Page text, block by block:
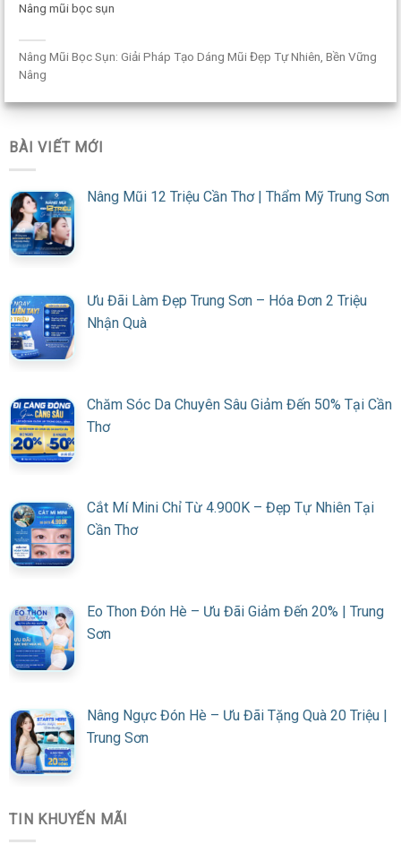
Nâng mũi bọc sụn
Nâng Mũi Bọc Sụn: Giải Pháp Tạo Dáng Mũi Đẹp Tự Nhiên, Bền Vững
Nâng
BÀI VIẾT MỚI
Nâng Mũi 12 Triệu Cần Thơ | Thẩm Mỹ Trung Sơn
Ưu Đãi Làm Đẹp Trung Sơn – Hóa Đơn 2 Triệu
Nhận Quà
Chăm Sóc Da Chuyên Sâu Giảm Đến 50% Tại Cần
Thơ
Cắt Mí Mini Chỉ Từ 4.900K – Đẹp Tự Nhiên Tại
Cần Thơ
Eo Thon Đón Hè – Ưu Đãi Giảm Đến 20% | Trung
Sơn
Nâng Ngực Đón Hè – Ưu Đãi Tặng Quà 20 Triệu |
Trung Sơn
TIN KHUYẾN MÃI